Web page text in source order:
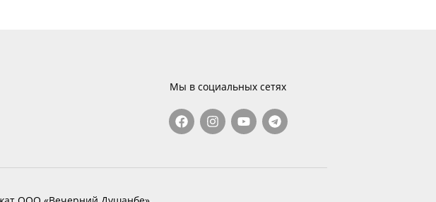
Мы в социальных сетях